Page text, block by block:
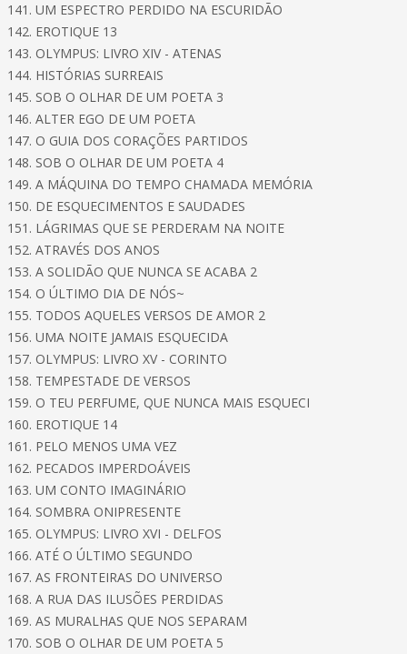
141. UM ESPECTRO PERDIDO NA ESCURIDÃO
142. EROTIQUE 13
143. OLYMPUS: LIVRO XIV - ATENAS
144. HISTÓRIAS SURREAIS
145. SOB O OLHAR DE UM POETA 3
146. ALTER EGO DE UM POETA
147. O GUIA DOS CORAÇÕES PARTIDOS
148. SOB O OLHAR DE UM POETA 4
149. A MÁQUINA DO TEMPO CHAMADA MEMÓRIA
150. DE ESQUECIMENTOS E SAUDADES
151. LÁGRIMAS QUE SE PERDERAM NA NOITE
152. ATRAVÉS DOS ANOS
153. A SOLIDÃO QUE NUNCA SE ACABA 2
154. O ÚLTIMO DIA DE NÓS~
155. TODOS AQUELES VERSOS DE AMOR 2
156. UMA NOITE JAMAIS ESQUECIDA
157. OLYMPUS: LIVRO XV - CORINTO
158. TEMPESTADE DE VERSOS
159. O TEU PERFUME, QUE NUNCA MAIS ESQUECI
160. EROTIQUE 14
161. PELO MENOS UMA VEZ
162. PECADOS IMPERDOÁVEIS
163. UM CONTO IMAGINÁRIO
164. SOMBRA ONIPRESENTE
165. OLYMPUS: LIVRO XVI - DELFOS
166. ATÉ O ÚLTIMO SEGUNDO
167. AS FRONTEIRAS DO UNIVERSO
168. A RUA DAS ILUSÕES PERDIDAS
169. AS MURALHAS QUE NOS SEPARAM
170. SOB O OLHAR DE UM POETA 5